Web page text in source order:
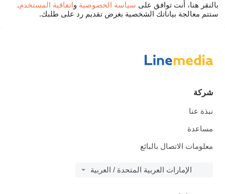
بالنقر هنا، أنت توافق على سياسة الخصوصية واتفاقية المستخدم.
ستتم معالجة بياناتك الشخصية بغرض تقديم رد على طلبك.
شركة
نبذة عنا
مساعدة
معلومات الاتصال بالبائع
الإمارات العربية المتحدة / العربية